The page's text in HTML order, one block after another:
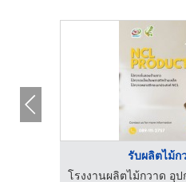
รับผลิตไม้ก